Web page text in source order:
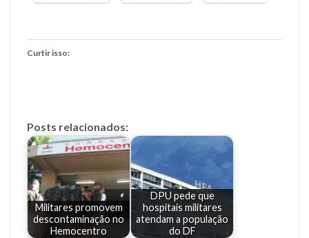
Curtir isso:
Posts relacionados:
Militares promovem
descontaminação no
Hemocentro
DPU pede que
hospitais militares
atendam a população
do DF